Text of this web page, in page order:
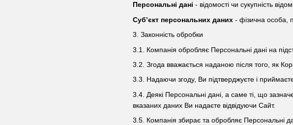
Персональні дані - відомості чи сукупність
Суб’єкт персональних даних - фізична особа,
3. Законність обробки
3.1. Компанія обробляє Персональні дані на
3.2. Згода вважається наданою після того, як
3.3. Надаючи згоду, Ви підтверджуєте і
3.4. Деякі Персональні дані, а саме ті, що
вказаних даних Ви надаєте відвідуючи Сайт.
3.5. Компанія збирає та обробляє Персональні